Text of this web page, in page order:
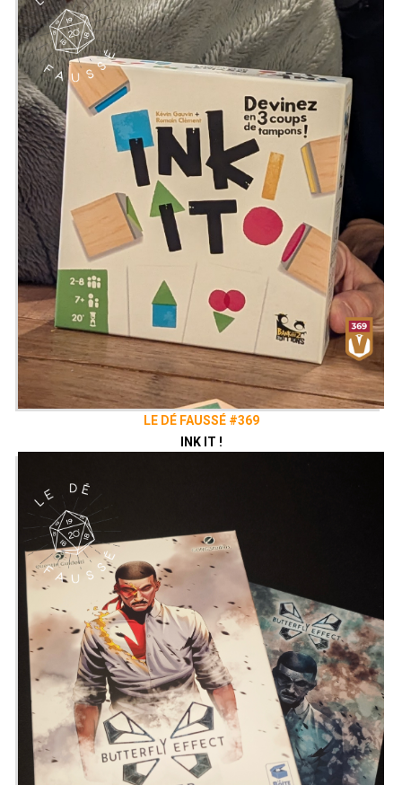
LE DÉ FAUSSÉ #369
INK IT !